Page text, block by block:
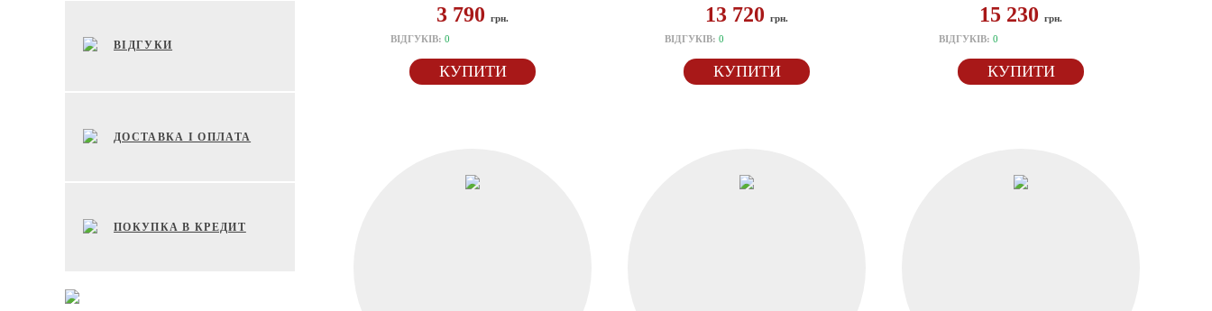
ВІДГУКИ
ДОСТАВКА І ОПЛАТА
ПОКУПКА В КРЕДИТ
3 790 грн.
ВІДГУКІВ: 0
КУПИТИ
13 720 грн.
ВІДГУКІВ: 0
КУПИТИ
15 230 грн.
ВІДГУКІВ: 0
КУПИТИ